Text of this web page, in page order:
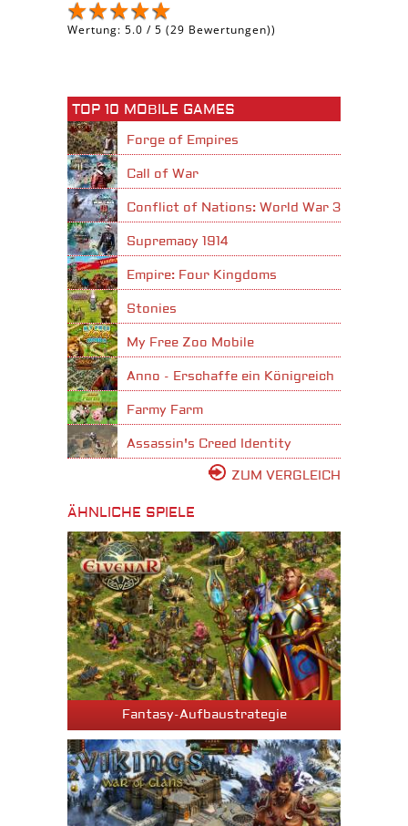
Wertung: 5.0 / 5 (29 Bewertungen))
TOP 10 MOBILE GAMES
Forge of Empires
Call of War
Conflict of Nations: World War 3
Supremacy 1914
Empire: Four Kingdoms
Stonies
My Free Zoo Mobile
Anno - Erschaffe ein Königreich
Farmy Farm
Assassin's Creed Identity
ZUM VERGLEICH
ÄHNLICHE SPIELE
Fantasy-Aufbaustrategie